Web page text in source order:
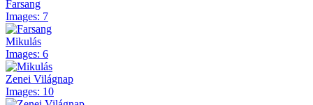
Farsang
Images: 7
Mikulás
Images: 6
Zenei Világnap
Images: 10